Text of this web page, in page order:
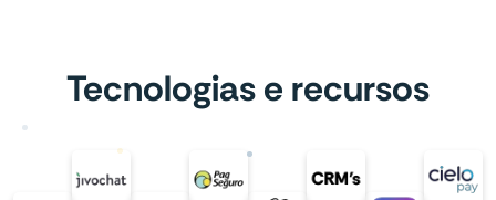
Tecnologias e recursos